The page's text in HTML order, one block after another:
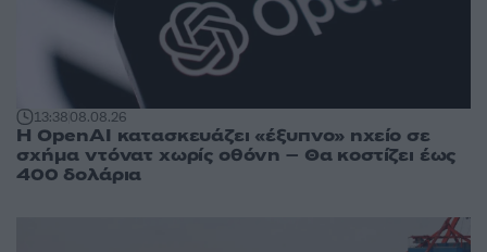
13:3808.08.26
Η OpenAI κατασκευάζει «έξυπνο» ηχείο σε
σχήμα ντόνατ χωρίς οθόνη – Θα κοστίζει έως
400 δολάρια